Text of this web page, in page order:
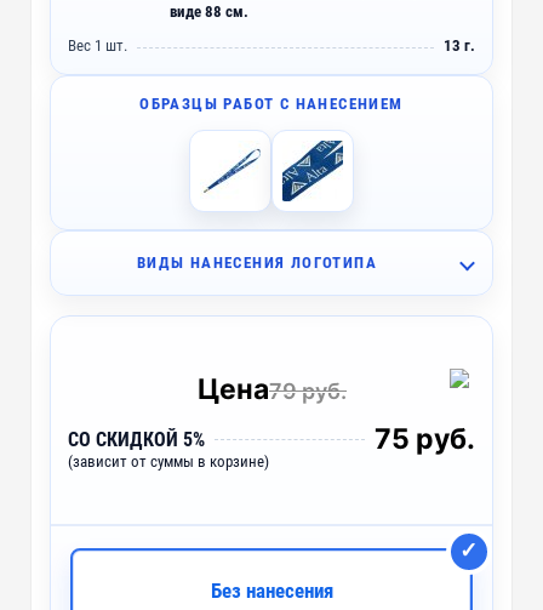
виде 88 см.
Вес 1 шт.
13 г.
ВИДЫ НАНЕСЕНИЯ ЛОГОТИПА
FS - Флекстран (1 цвет) ~ 15 дней
D1 - Шелкография с трансфером (5 цветов)
ОБРАЗЦЫ РАБОТ С НАНЕСЕНИЕМ
Цена79 руб.
СО СКИДКОЙ 5%
(зависит от суммы в корзине)
75 руб.
Без нанесения